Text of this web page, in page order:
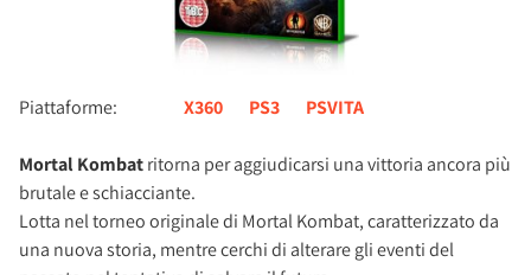
Piattaforme: X360 PS3 PSVITA
Mortal Kombatritorna per aggiudicarsi una vittoria ancora più
brutale e schiacciante.
Lotta nel torneo originale di Mortal Kombat, caratterizzato da
una nuova storia, mentre cerchi di alterare gli eventi del